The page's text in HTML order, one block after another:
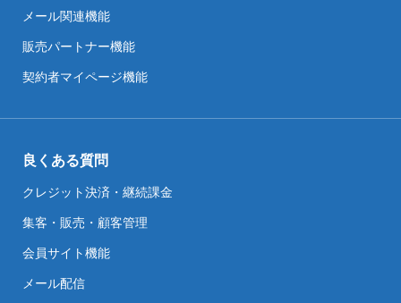
メール関連機能
販売パートナー機能
契約者マイページ機能
良くある質問
クレジット決済・継続課金
集客・販売・顧客管理
会員サイト機能
メール配信